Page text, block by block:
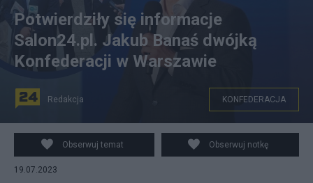
Jakub Banaś dwójką Konfederacji w Warszawie. Fot.
PAP/Salonb24.pl/Canva
Potwierdziły się informacje
Salon24.pl. Jakub Banaś dwójką
Konfederacji w Warszawie
Redakcja KONFEDERACJA
Obserwuj temat Obserwuj notkę
19.07.2023